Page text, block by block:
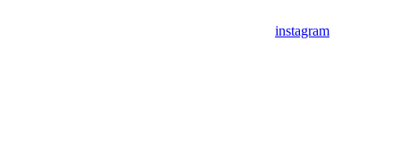
instagram